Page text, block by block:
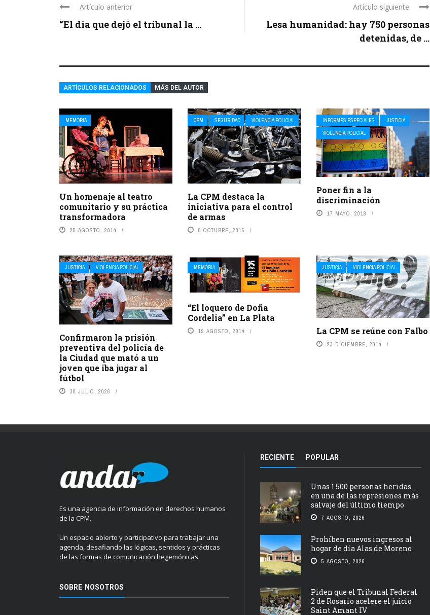
Artículo anterior
“El día que dejó el tribunal la ...
Artículo siguiente
Lesa humanidad: hay 750 personas
detenidas, de ...
ARTÍCULOS RELACIONADOS MÁS DEL AUTOR
MEMORIA
Un homenaje al teatro
comunitario y su práctica
transformadora
25 AGOSTO, 2014
CPM SEGURIDAD VIOLENCIA POLICIAL
La CPM destaca la
iniciativa para el control
de armas
8 OCTUBRE, 2015
INFORMES ESPECIALES
JUSTICIA
VIOLENCIA POLICIAL
Poner fin a la
discriminación
17 MAYO, 2018
JUSTICIA VIOLENCIA POLICIAL
Confirmaron la prisión
preventiva del policía de
la Ciudad que mató a un
joven que iba jugar al
fútbol
30 JULIO, 2026
MEMORIA
“El loquero de Doña
Cordelia” en La Plata
19 AGOSTO, 2014
JUSTICIA VIOLENCIA POLICIAL
La CPM se reúne con Falbo
23 DICIEMBRE, 2014
Es una agencia de información en derechos humanos
de la CPM.
Un espacio abierto y participativo para trabajar una
agenda, desafiando las lógicas, sentidos y prácticas
de las formas de comunicación hegemónicas.
SOBRE NOSOTROS
RECIENTE POPULAR
Unas 1.500 personas heridas
en una de las represiones más
salvaje del último tiempo
7 AGOSTO, 2026
Prohíben nuevos ingresos al
hogar de día Alas de Moreno
5 AGOSTO, 2026
Piden que el Tribunal Federal
2 de Rosario acelere el juicio
Saint Amant IV